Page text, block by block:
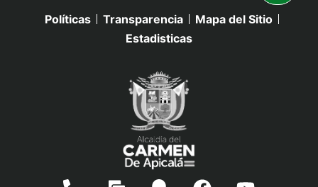
Políticas Transparencia
Mapa del Sitio
Estadisticas